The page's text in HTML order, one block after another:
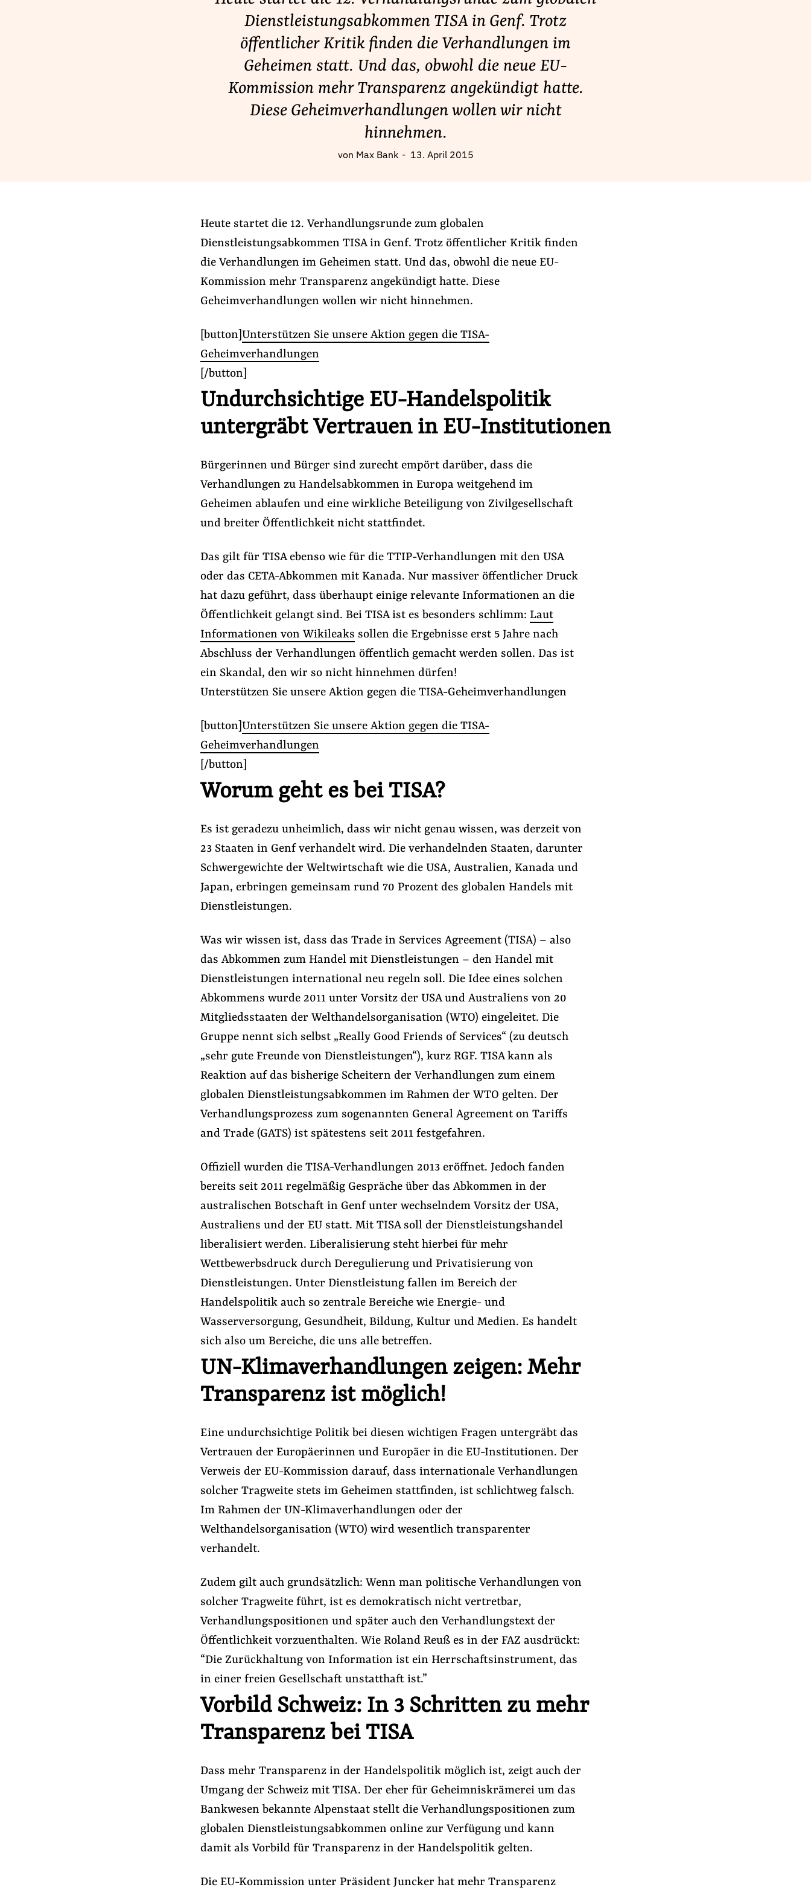
#Handelspolitik #Lobbyismus in der EU #Lobby-Fußspur
Folge Uns
Instagram
YoutubeLinkedIn
Feed
Dienstleistungsabkommen TISA in Genf. Trotz
öffentlicher Kritik finden die Verhandlungen im
Geheimen statt. Und das, obwohl die neue EU-
Kommission mehr Transparenz angekündigt hatte.
Diese Geheimverhandlungen wollen wir nicht
hinnehmen.
von Max Bank 13. April 2015
Heute startet die 12. Verhandlungsrunde zum globalen
Dienstleistungsabkommen TISA in Genf. Trotz öffentlicher Kritik finden
die Verhandlungen im Geheimen statt. Und das, obwohl die neue EU-
Kommission mehr Transparenz angekündigt hatte. Diese
Geheimverhandlungen wollen wir nicht hinnehmen.
[button] Unterstützen Sie unsere Aktion gegen die TISA-
Geheimverhandlungen
[/button]
Undurchsichtige EU-Handelspolitik
untergräbt Vertrauen in EU-Institutionen
Bürgerinnen und Bürger sind zurecht empört darüber, dass die
Verhandlungen zu Handelsabkommen in Europa weitgehend im
Geheimen ablaufen und eine wirkliche Beteiligung von Zivilgesellschaft
und breiter Öffentlichkeit nicht stattfindet.
Das gilt für TISA ebenso wie für die TTIP-Verhandlungen mit den USA
oder das CETA-Abkommen mit Kanada. Nur massiver öffentlicher Druck
hat dazu geführt, dass überhaupt einige relevante Informationen an die
Öffentlichkeit gelangt sind. Bei TISA ist es besonders schlimm: Laut
Informationen von Wikileaks sollen die Ergebnisse erst 5 Jahre nach
Abschluss der Verhandlungen öffentlich gemacht werden sollen. Das ist
ein Skandal, den wir so nicht hinnehmen dürfen!
Unterstützen Sie unsere Aktion gegen die TISA-Geheimverhandlungen
[button] Unterstützen Sie unsere Aktion gegen die TISA-
Geheimverhandlungen
[/button]
Worum geht es bei TISA?
Es ist geradezu unheimlich, dass wir nicht genau wissen, was derzeit von
23 Staaten in Genf verhandelt wird. Die verhandelnden Staaten, darunter
Schwergewichte der Weltwirtschaft wie die USA, Australien, Kanada und
Japan, erbringen gemeinsam rund 70 Prozent des globalen Handels mit
Dienstleistungen.
Was wir wissen ist, dass das Trade in Services Agreement (TISA) – also
das Abkommen zum Handel mit Dienstleistungen – den Handel mit
Dienstleistungen international neu regeln soll. Die Idee eines solchen
Abkommens wurde 2011 unter Vorsitz der USA und Australiens von 20
Mitgliedsstaaten der Welthandelsorganisation (WTO) eingeleitet. Die
Gruppe nennt sich selbst „Really Good Friends of Services“ (zu deutsch
„sehr gute Freunde von Dienstleistungen“), kurz RGF. TISA kann als
Reaktion auf das bisherige Scheitern der Verhandlungen zum einem
globalen Dienstleistungsabkommen im Rahmen der WTO gelten. Der
Verhandlungsprozess zum sogenannten General Agreement on Tariffs
and Trade (GATS) ist spätestens seit 2011 festgefahren.
Offiziell wurden die TISA-Verhandlungen 2013 eröffnet. Jedoch fanden
bereits seit 2011 regelmäßig Gespräche über das Abkommen in der
australischen Botschaft in Genf unter wechselndem Vorsitz der USA,
Australiens und der EU statt. Mit TISA soll der Dienstleistungshandel
liberalisiert werden. Liberalisierung steht hierbei für mehr
Wettbewerbsdruck durch Deregulierung und Privatisierung von
Dienstleistungen. Unter Dienstleistung fallen im Bereich der
Handelspolitik auch so zentrale Bereiche wie Energie- und
Wasserversorgung, Gesundheit, Bildung, Kultur und Medien. Es handelt
sich also um Bereiche, die uns alle betreffen.
UN-Klimaverhandlungen zeigen: Mehr
Transparenz ist möglich!
Eine undurchsichtige Politik bei diesen wichtigen Fragen untergräbt das
Vertrauen der Europäerinnen und Europäer in die EU-Institutionen. Der
Verweis der EU-Kommission darauf, dass internationale Verhandlungen
solcher Tragweite stets im Geheimen stattfinden, ist schlichtweg falsch.
Im Rahmen der UN-Klimaverhandlungen oder der
Welthandelsorganisation (WTO) wird wesentlich transparenter
verhandelt.
Zudem gilt auch grundsätzlich: Wenn man politische Verhandlungen von
solcher Tragweite führt, ist es demokratisch nicht vertretbar,
Verhandlungspositionen und später auch den Verhandlungstext der
Öffentlichkeit vorzuenthalten. Wie Roland Reuß es in der FAZ ausdrückt:
“Die Zurückhaltung von Information ist ein Herrschaftsinstrument, das
in einer freien Gesellschaft unstatthaft ist.”
Vorbild Schweiz: In 3 Schritten zu mehr
Transparenz bei TISA
Dass mehr Transparenz in der Handelspolitik möglich ist, zeigt auch der
Umgang der Schweiz mit TISA. Der eher für Geheimniskrämerei um das
Bankwesen bekannte Alpenstaat stellt die Verhandlungspositionen zum
globalen Dienstleistungsabkommen online zur Verfügung und kann
damit als Vorbild für Transparenz in der Handelspolitik gelten.
Die EU-Kommission unter Präsident Juncker hat mehr Transparenz